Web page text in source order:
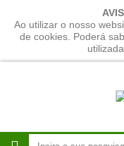
Ao utilizar o nosso
de cookies. Poderá